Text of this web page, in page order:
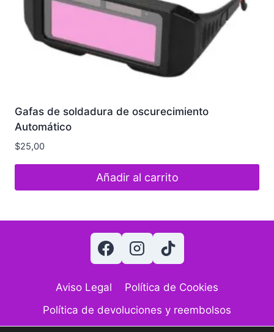
Gafas de soldadura de oscurecimiento
Automático
$25,00
Añadir al carrito
Aviso Legal
Política de Cookies
Política de devoluciones y reembolsos